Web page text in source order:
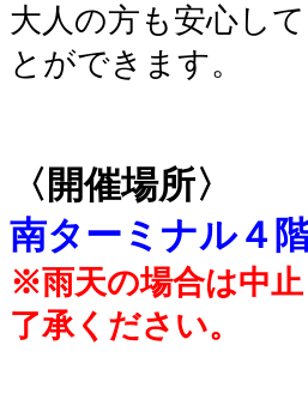
大人の方も安心し
とができます。
〈開催場所〉
南ターミナル４
※雨天の場合は中
了承ください。